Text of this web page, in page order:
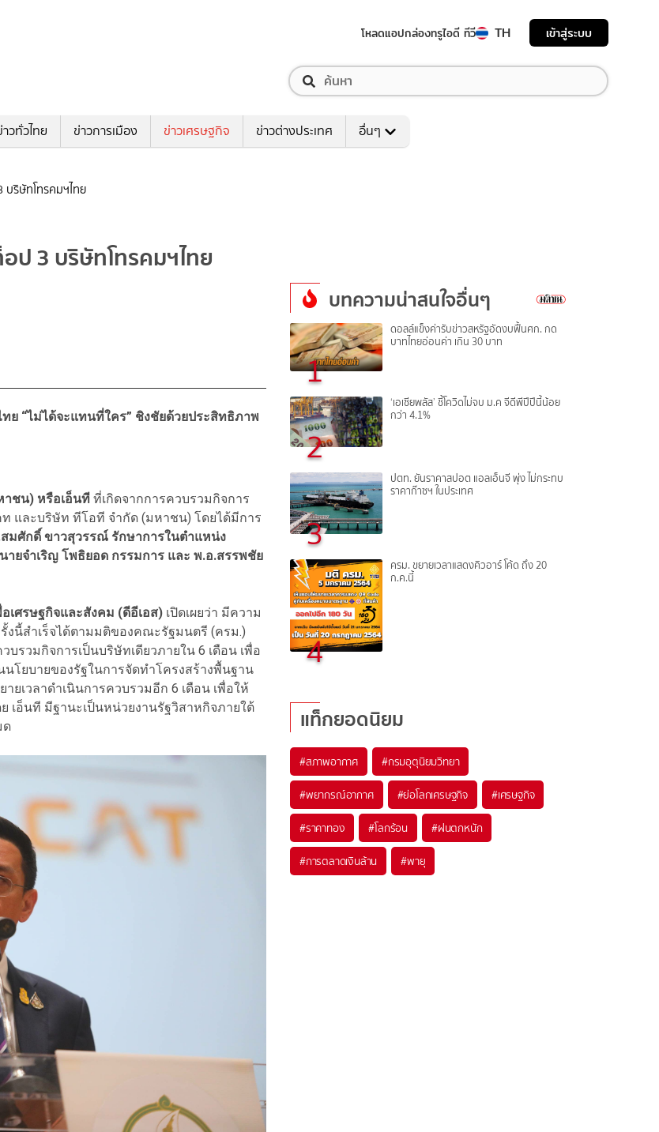
โหลดแอปกล่องทรูไอดี ทีวี TH เข้าสู่ระบบ
าวทั่วไทย ข่าวการเมือง ข่าวเศรษฐกิจ ข่าวต่างประเทศ อื่นๆ
ริษัทโทรคมฯไทย
ป 3 บริษัทโทรคมฯไทย
ย “ไม่ได้จะแทนที่ใคร” ชิงชัยด้วยประสิทธิภาพ
ชน) หรือเอ็นที ที่เกิดจากการควบรวมกิจการ
และบริษัท ทีโอที จำกัด (มหาชน) โดยได้มีการ
มศักดิ์ ขาวสุวรรณ์ รักษาการในตำแหน่ง
ยจำเริญ โพธิยอด กรรมการ และ พ.อ.สรรพชัย
ศรษฐกิจและสังคม (ดีอีเอส) เปิดเผย​ว่า มีความ
งนี้​สำเร็จได้ตามมติของคณะรัฐมนตรี (ครม.)​
รวมกิจการเป็นบริษัทเดียวภายใน 6 เดือน เพื่อ
โยบายของรัฐในการจัดทำโครงสร้างพื้นฐาน
เวลาดำเนินการควบรวมอีก 6 เดือน เพื่อ​ให้
เอ็นที มีฐานะเป็นหน่วยงานรัฐวิสาหกิจภายใต้
ด​
บทความน่าสนใจอื่นๆ
1
ดอลล์แข็งค่ารับข่าวสหรัฐอัดงบฟื้นศก. กด
บาทไทยอ่อนค่า เกิน 30 บาท
2
‘เอเซียพลัส’ ชี้โควิดไม่จบ ม.ค จีดีพีปีปีนี้น้อย
กว่า 4.1%
3
ปตท. ยันราคาสปอต แอลเอ็นจี พุ่ง ไม่กระทบ
ราคาก๊าซฯ ในประเทศ
4
ครม. ขยายเวลาแสดงคิวอาร์ โค้ด ถึง 20
ก.ค.นี้
แท็กยอดนิยม
#สภาพอากาศ #กรมอุตุนิยมวิทยา
#พยากรณ์อากาศ #ย่อโลกเศรษฐกิจ #เศรษฐกิจ
#ราคาทอง #โลกร้อน #ฝนตกหนัก
#การตลาดเงินล้าน #พายุ